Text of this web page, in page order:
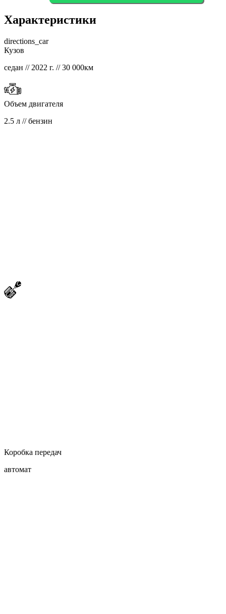
Характеристики
directions_car
Кузов
седан // 2022 г. // 30 000км
Объем двигателя
2.5 л // бензин
Коробка передач
автомат